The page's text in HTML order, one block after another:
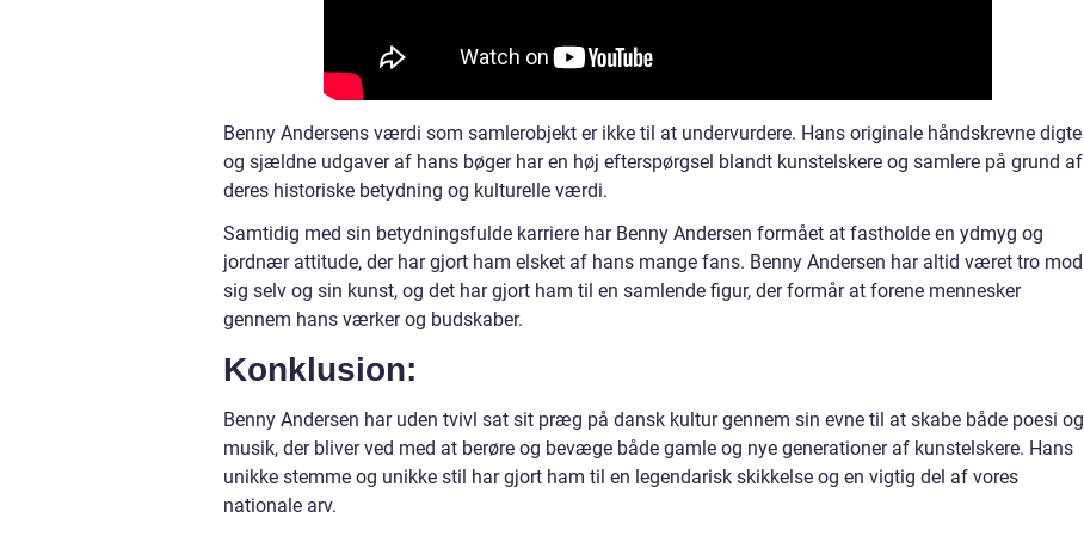
Benny Andersens værdi som samlerobjekt er ikke til at undervurdere. Hans originale håndskrevne digte
og sjældne udgaver af hans bøger har en høj efterspørgsel blandt kunstelskere og samlere på grund af
deres historiske betydning og kulturelle værdi.
Samtidig med sin betydningsfulde karriere har Benny Andersen formået at fastholde en ydmyg og
jordnær attitude, der har gjort ham elsket af hans mange fans. Benny Andersen har altid været tro mod
sig selv og sin kunst, og det har gjort ham til en samlende figur, der formår at forene mennesker
gennem hans værker og budskaber.
Konklusion:
Benny Andersen har uden tvivl sat sit præg på dansk kultur gennem sin evne til at skabe både poesi og
musik, der bliver ved med at berøre og bevæge både gamle og nye generationer af kunstelskere. Hans
unikke stemme og unikke stil har gjort ham til en legendarisk skikkelse og en vigtig del af vores
nationale arv.